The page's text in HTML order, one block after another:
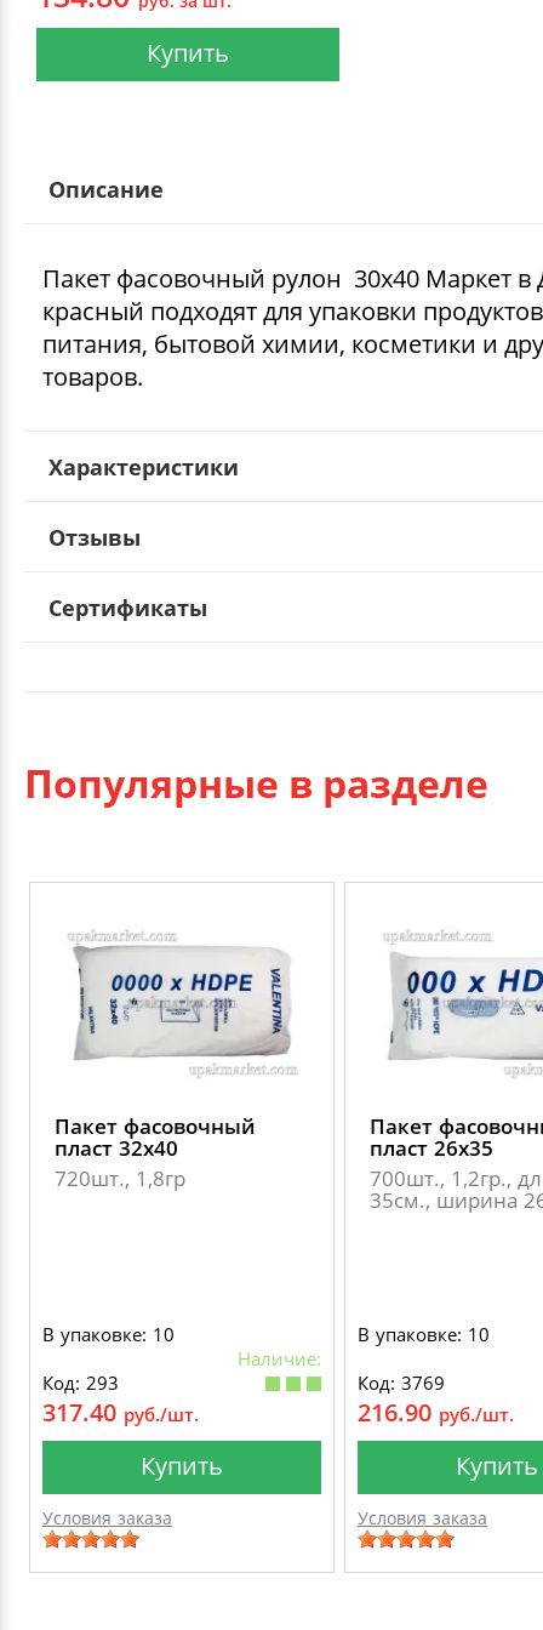
Купить
Описание
Пакет фасовочный рулон 30х40 Маркет
красный подходят для упаковки продуктов
питания, бытовой химии, косметики и
товаров.
Характеристики
Отзывы
Сертификаты
Популярные в разделе
Пакет фасовочный
пласт 32х40
720шт., 1,8гр
В упаковке: 10
Наличие:
Код: 293
317.40 руб./шт.
Купить
Условия заказа
Пакет
пласт 26х35
700шт., 1,2гр.,
35см., ширина
В упаковке: 10
Код: 3769
216.90 руб./шт.
Купить
Условия заказа